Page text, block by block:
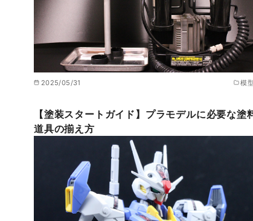
2025/05/31 模
【塗装スタートガイド】プラモデルに必要な塗
道具の揃え方